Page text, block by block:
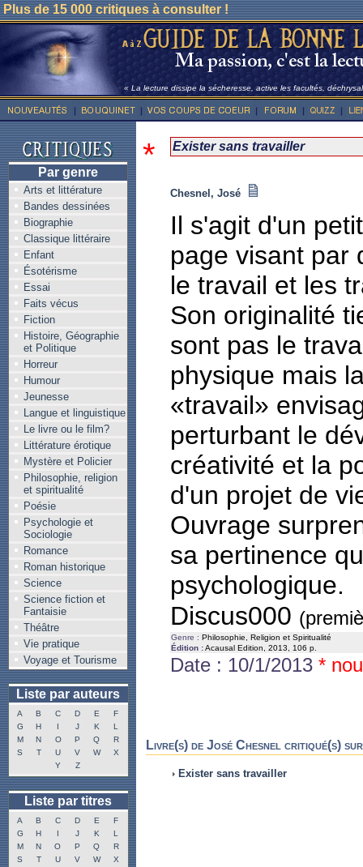
Plus de 15 000 critiques à consulter !
« La lecture dissipe la sécheresse, active les facultés,
Par genre
Arts et littérature
Bandes dessinées
Biographie
Classique littéraire
Enfant
Ésotérisme
Essai
Faits vécus
Fiction
Histoire, Géographie
et Politique
Horreur
Humour
Jeunesse
Langue et linguistique
Le livre ou le film?
Littérature érotique
Mystère et Policier
Philosophie, religion
et spiritualité
Poésie
Psychologie et
Sociologie
Romance
Roman historique
Science
Science fiction et
Fantaisie
Théâtre
Vie pratique
Voyage et Tourisme
Liste par auteurs
A B C D E
F
G
H I J K
L
M
N O P Q
R
S
T U V W
X
Y
Z
Liste par titres
A B C D E
F
G
H I J K
L
M
N O P Q
R
S
T U V W
X
* Exister sans travailler
Chesnel, José
Il s'agit d'un
page visant par
le travail et les
Son originalité
sont pas le
physique mais
«travail»
perturbant le
créativité et la
d'un projet de
Ouvrage
sa pertinence
psychologique.
Discus000
Genre : Philosophie, Religion et Spiritualité
Édition :Acausal Edition, 2013, 106 p.
Date : 10/1/2013 *
Livre(s) de José Chesnel critiqué(s)
Exister sans travailler